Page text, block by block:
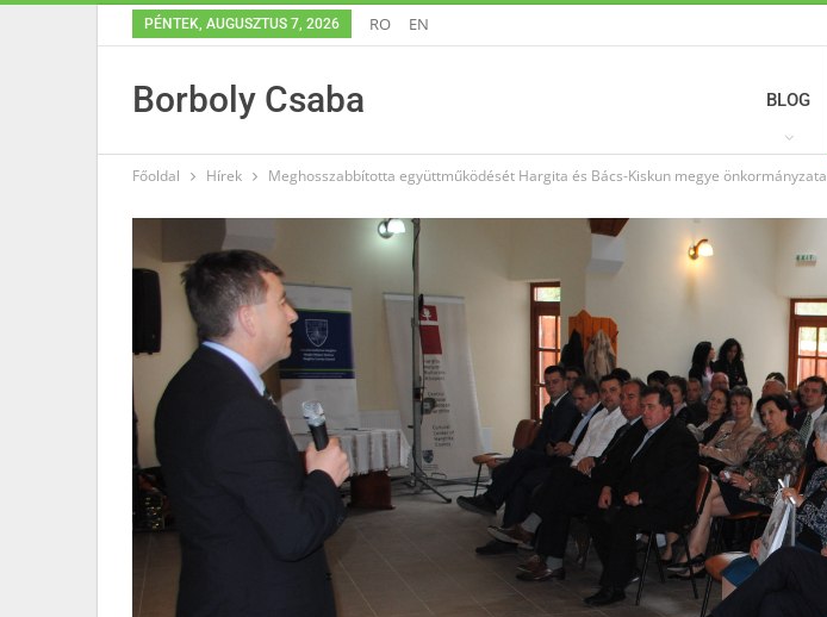
PÉNTEK, AUGUSZTUS 7, 2026 RO EN
Borboly Csaba BLOG
Főoldal Hírek Meghosszabbította együttműködését Hargita és Bács-Kiskun megye önkormányzata